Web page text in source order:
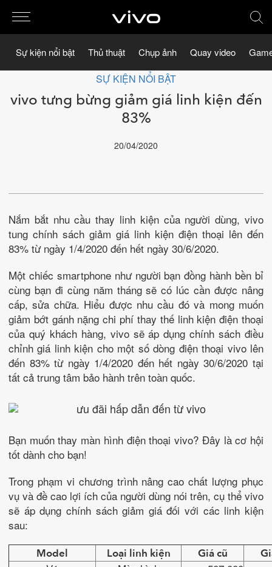
Sự kiện nổi bật Thủ thuật Chụp ảnh Quay video
SỰ KIỆN NỔI BẬT
vivo tưng bừng giảm giá linh kiện đến
83%
20/04/2020
Nắm bắt nhu cầu thay linh kiện của người dùng, vivo
tung chính sách giảm giá linh kiện điện thoại lên đến
83% từ ngày 1/4/2020 đến hết ngày 30/6/2020.
Một chiếc smartphone như người bạn đồng hành bền bỉ
cùng bạn đi cùng năm tháng sẽ có lúc cần được nâng
cấp, sửa chữa. Hiểu được nhu cầu đó và mong muốn
giảm bớt gánh nặng chi phí thay thế linh kiện điện thoại
của quý khách hàng, vivo sẽ áp dụng chính sách điều
chỉnh giá linh kiện cho một số dòng điện thoại vivo lên
đến 83% từ ngày 1/4/2020 đến hết ngày 30/6/2020 tại
tất cả trung tâm bảo hành trên toàn quốc.
Bạn muốn thay màn hình điện thoại vivo? Đây là cơ hội
tốt dành cho bạn!
Trong phạm vi chương trình nâng cao chất lượng phục
vụ và đề cao lợi ích của người dùng nói trên, cụ thể vivo
sẽ áp dụng chính sách giảm giá đối với các linh kiện
sau:
Model Loại linh kiện Giá cũ